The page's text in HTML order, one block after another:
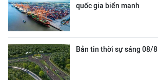
quốc gia biển mạnh
Bản tin thời sự sáng 08/8